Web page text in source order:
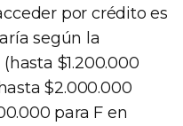
por crédito es
según la
$1.200.000
$2.000.000
para F en